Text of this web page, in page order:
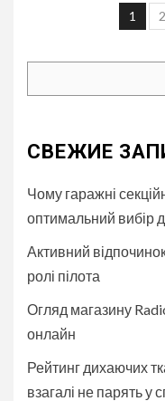
1 2
СВЕЖИЕ
Чому гаражні
оптимальний вибір
Активний
ролі пілота
Огляд магазину
онлайн
Рейтинг дихаючих
взагалі не парять у